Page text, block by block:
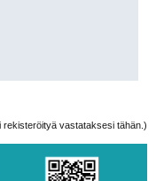
vastataksesi tähän.)